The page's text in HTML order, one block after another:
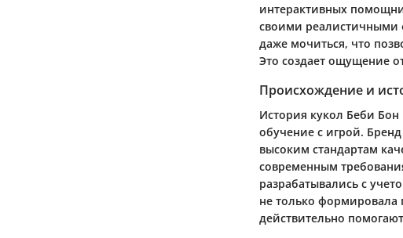
интерактивных
своими реалистичными
даже мочиться, что
Это создает ощущение
Происхождение и
История кукол Беби Бон
обучение с игрой.
высоким стандартам
современным
разрабатывались с
не только формировала
действительно